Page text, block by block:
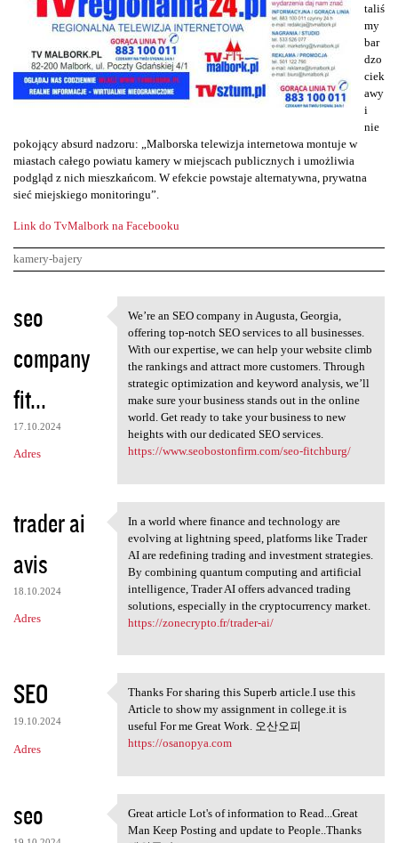
taliś
my
bar
dzo
ciek
awy
i
nie
pokojący absurd nadzoru: „Malborska telewizja internetowa montuje w
miastach całego powiatu kamery w miejscach publicznych i umożliwia
podgląd z nich mieszkańcom. W efekcie powstaje alternatywna, prywatna
sieć miejskiego monitoringu”.
Link do TvMalbork na Facebooku
kamery-bajery
K
o
m
e
n
t
a
e
seo
company
fit...
17.10.2024
Adres
We’re an SEO company in
We’re an SEO company in Augusta, Georgia,
offering top-notch SEO services to all businesses.
With our expertise, we can help your website climb
the rankings and attract more customers. Through
strategic optimization and keyword analysis, we’ll
make sure your business stands out in the online
world. Get ready to take your business to new
heights with our dedicated SEO services.
https://www.seobostonfirm.com/seo-fitchburg/
trader ai
avis
18.10.2024
Adres
In a world where finance and
In a world where finance and technology are
evolving at lightning speed, platforms like Trader
AI are redefining trading and investment strategies.
By combining quantum computing and artificial
intelligence, Trader AI offers advanced trading
solutions, especially in the cryptocurrency market.
https://zonecrypto.fr/trader-ai/
SEO
19.10.2024
Adres
Thanks For sharing this
Thanks For sharing this Superb article.I use this
Article to show my assignment in college.it is
useful For me Great Work. 오산오피
https://osanopya.com
seo Great article Lot's of
Great article Lot's of information to Read...Great
Man Keep Posting and update to People..Thanks